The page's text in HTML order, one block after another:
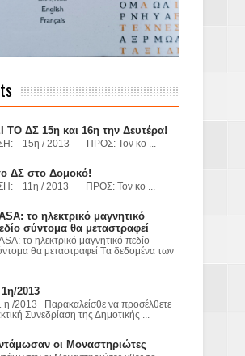
ΤΟ ΔΣ 15η και 16η την Δευτέρα!
15η / 2013 ΠΡΟΣ: Τον κο ...
ΔΣ στο Δομοκό!
11η / 2013 ΠΡΟΣ: Τον κο ...
το ηλεκτρικό μαγνητικό
σύντομα θα μεταστραφεί
το ηλεκτρικό μαγνητικό πεδίο
θα μεταστραφεί Tα δεδομένα των
2013
/2013 Παρακαλείσθε να προσέλθετε
Συνεδρίαση της Δημοτικής ...
οι Μοναστηριώτες